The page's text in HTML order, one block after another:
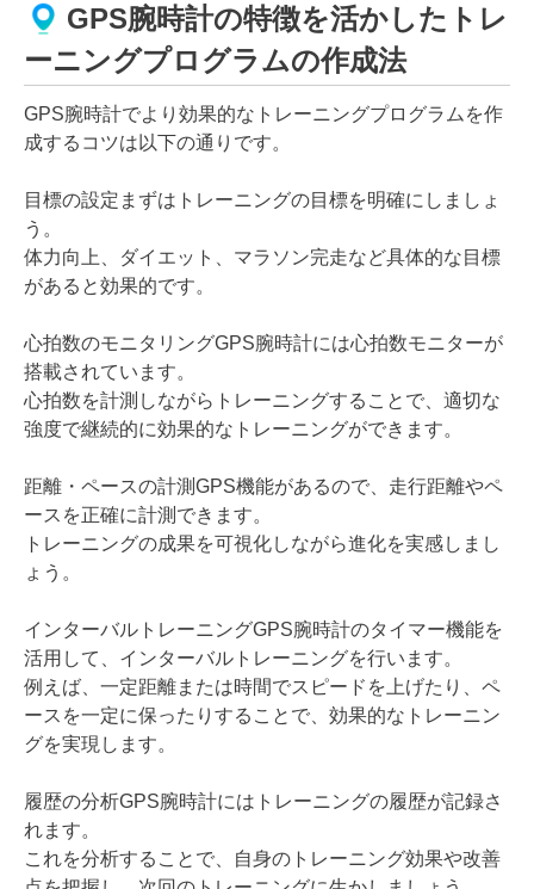
GPS腕時計の特徴を活かしたトレ
ーニングプログラムの作成法
GPS腕時計でより効果的なトレーニングプログラムを作
成するコツは以下の通りです。
目標の設定まずはトレーニングの目標を明確にしましょ
う。
体力向上、ダイエット、マラソン完走など具体的な目標
があると効果的です。
心拍数のモニタリングGPS腕時計には心拍数モニターが
搭載されています。
心拍数を計測しながらトレーニングすることで、適切な
強度で継続的に効果的なトレーニングができます。
距離・ペースの計測GPS機能があるので、走行距離やペ
ースを正確に計測できます。
トレーニングの成果を可視化しながら進化を実感しまし
ょう。
インターバルトレーニングGPS腕時計のタイマー機能を
活用して、インターバルトレーニングを行います。
例えば、一定距離または時間でスピードを上げたり、ペ
ースを一定に保ったりすることで、効果的なトレーニン
グを実現します。
履歴の分析GPS腕時計にはトレーニングの履歴が記録さ
れます。
これを分析することで、自身のトレーニング効果や改善